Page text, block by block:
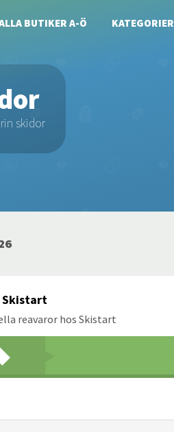
BUTIKER A-Ö KATEGORIER
skidor
Skistart
reavaror hos Skistart